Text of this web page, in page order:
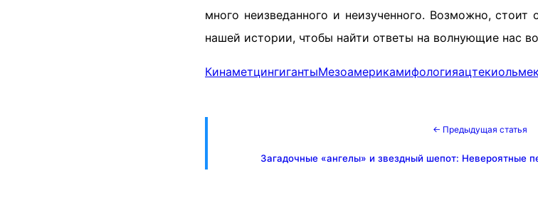
много неизведанного и неизученного. Возможно, стоит
нашей истории, чтобы найти ответы на волнующие нас
КинаметцингигантыМезоамерикамифологияацтеки
← Предыдущая статья
Загадочные «ангелы» и звездный шепот: Невероятные